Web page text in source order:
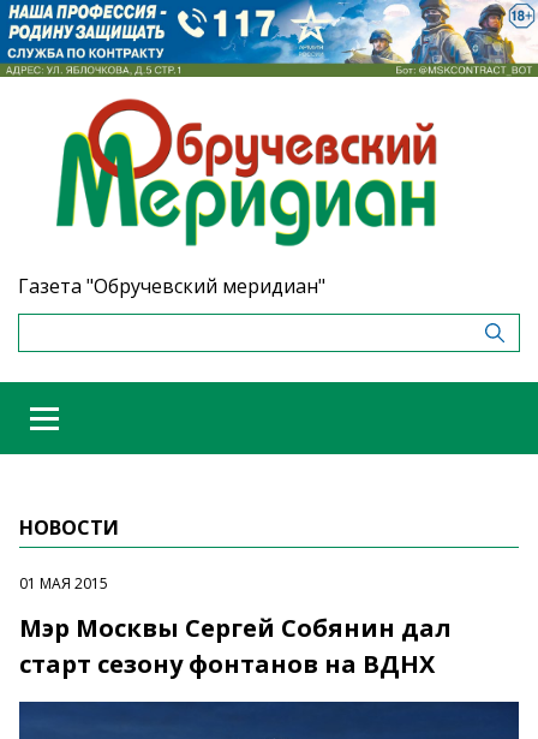
Газета "Обручевский меридиан"
НОВОСТИ
01 МАЯ 2015
Мэр Москвы Сергей Собянин дал
старт сезону фонтанов на ВДНХ